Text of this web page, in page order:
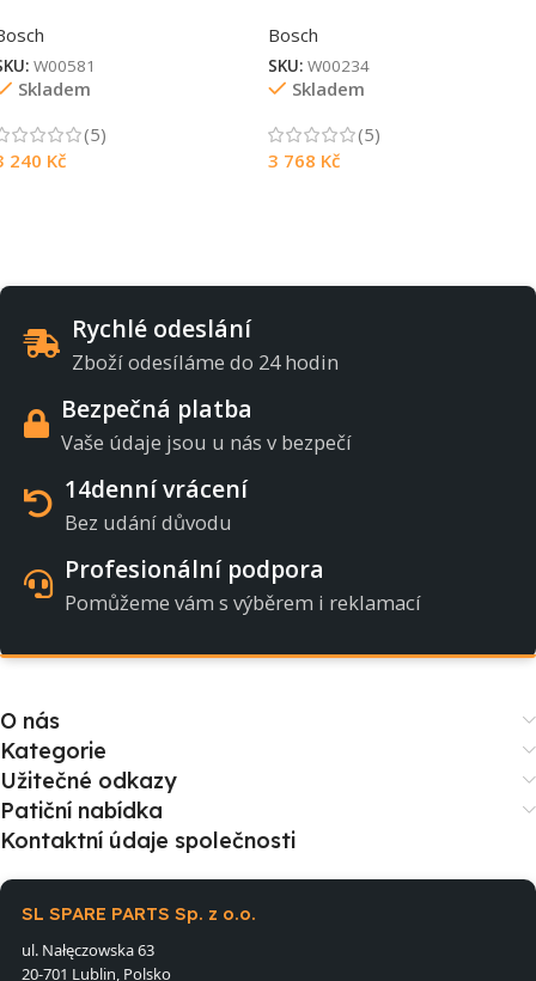
W00581
Skladem
(5)
240 Kč
Bosch
SKU: W00234
Skladem
(5)
3 768 Kč
Rychlé odeslání
Zboží odesíláme do 24 hodin
Bezpečná platba
Vaše údaje jsou u nás v bezpečí
14denní vrácení
Bez udání důvodu
Profesionální podpora
Pomůžeme vám s výběrem i reklamací
O nás
Kategorie
Užitečné odkazy
Patiční nabídka
Kontaktní údaje společnosti
SL SPARE PARTS Sp. z o.o.
ul. Nałęczowska 63
20-701 Lublin, Polsko